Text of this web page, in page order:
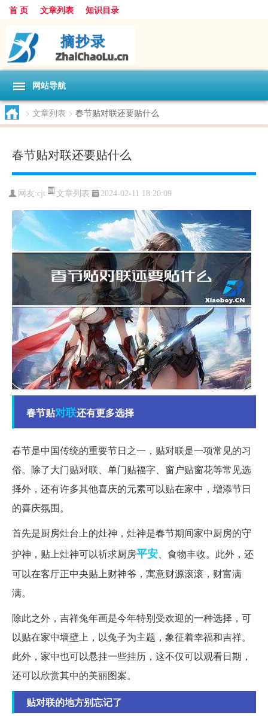
首 页 文章列表 知识目录
网站导航
> 文章列表 > 春节贴对联还要贴什么
春节贴对联还要贴什么
网友:cjt 文章列表 2024-02-11 18:20:09
春节贴对联还有更多选择
春节是中国传统的重要节日之一，贴对联是一项常见的习
俗。除了大门贴对联、单门贴福字、窗户贴窗花等常见选
择外，还有许多其他喜庆的元素可以贴在家中，增添节日
的喜庆氛围。
首先是厨房灶台上的灶神，灶神是春节期间家中厨房的守
护神，贴上灶神可以祈求厨房平安、食物丰收。此外，还
可以在客厅正中央贴上财神爷，寓意财源滚滚，财富满
满。
除此之外，吉祥兔年画是今年特别受欢迎的一种选择，可
以贴在家中墙壁上，以兔子为主题，象征着幸福和吉祥。
此外，家中也可以悬挂一些挂历，这不仅可以观看日期，
还可以欣赏其中的美丽图案。
贴对联的地方别忘记了